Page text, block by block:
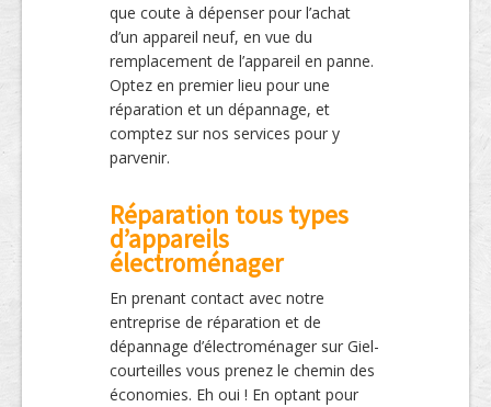
que coute à dépenser pour l’achat
d’un appareil neuf, en vue du
remplacement de l’appareil en panne.
Optez en premier lieu pour une
réparation et un dépannage, et
comptez sur nos services pour y
parvenir.
Réparation tous types
d’appareils
électroménager
En prenant contact avec notre
entreprise de réparation et de
dépannage d’électroménager sur Giel-
courteilles vous prenez le chemin des
économies. Eh oui ! En optant pour